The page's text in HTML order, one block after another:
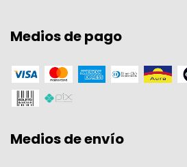
Medios de pago
Medios de envío